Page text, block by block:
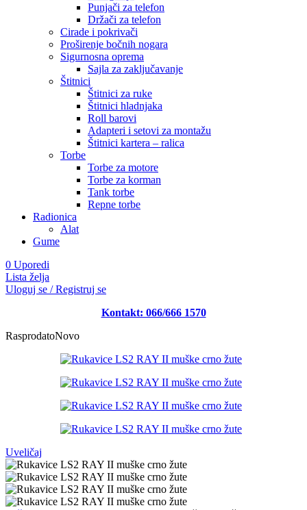
Punjači za telefon
Držači za telefon
Cirade i pokrivači
Proširenje bočnih nogara
Sigurnosna oprema
Sajla za zaključavanje
Štitnici
Štitnici za ruke
Štitnici hladnjaka
Roll barovi
Adapteri i setovi za montažu
Štitnici kartera – ralica
Torbe
Torbe za motore
Torbe za korman
Tank torbe
Repne torbe
Radionica
Alat
Gume
0 Uporedi
Lista želja
Uloguj se / Registruj se
Kontakt: 066/666 1570
RasprodatoNovo
Uveličaj